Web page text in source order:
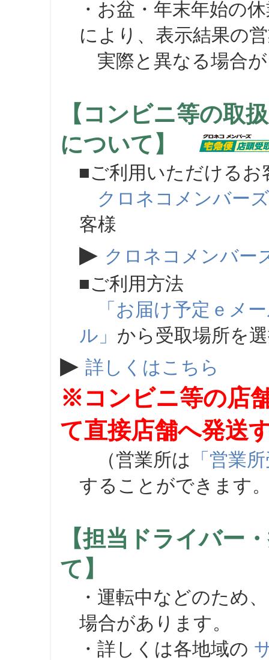
・お盆・年末年始の
により、表示結果の
実際と異なる場合が
【コンビニ等の取
について】
■ご利用いただけるお
クロネコメンバーズ
客様
▶ クロネコメンバー
■ご利用方法
「お届け予定ｅメ
ル」 から受取場所を
▶ 詳しくはこちら
※コンビニ等の店
て直接店舗へ発送
（営業所は 「営業
することができます
【担当ドライバー
て】
・運転中などのため
場合があります。
・詳しくは各地域の